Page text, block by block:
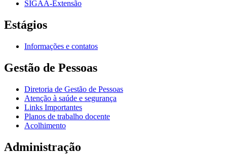
SIGAA-Extensão
Estágios
Informações e contatos
Gestão de Pessoas
Diretoria de Gestão de Pessoas
Atenção à saúde e segurança
Links Importantes
Planos de trabalho docente
Acolhimento
Administração